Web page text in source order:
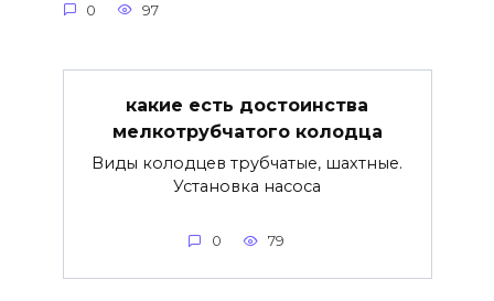
0 97
какие есть достоинства
мелкотрубчатого колодца
Виды колодцев трубчатые, шахтные.
Установка насоса
0 79